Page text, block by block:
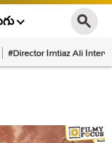
#Director Imtiaz Ali